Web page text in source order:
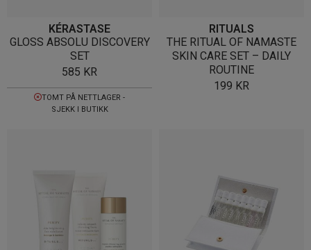
KÉRASTASE
GLOSS ABSOLU DISCOVERY
SET
585 KR
TOMT PÅ NETTLAGER -
SJEKK I BUTIKK
RITUALS
THE RITUAL OF NAMASTE
SKIN CARE SET – DAILY
ROUTINE
199 KR